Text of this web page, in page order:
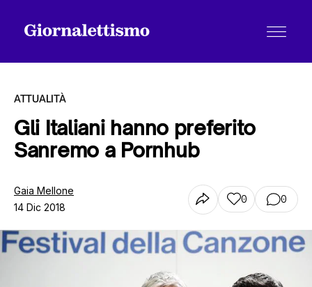
Tutti gli articoli
Chi siamo
ATTUALITÀ
Gli Italiani hanno preferito
Sanremo a Pornhub
Gaia Mellone
14 Dic 2018
0 0